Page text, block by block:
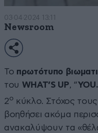
03·04·2024 13:11
Newsroom
Το πρωτότυπο
του WHAT’S UP, “
2ο κύκλο. Στόχος
βοηθήσει ακόμα
ανακαλύψουν τα